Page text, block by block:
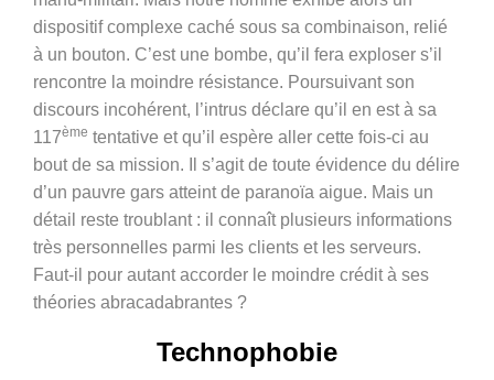
dispositif complexe caché sous sa combinaison, relié
à un bouton. C’est une bombe, qu’il fera exploser s’il
rencontre la moindre résistance. Poursuivant son
discours incohérent, l’intrus déclare qu’il en est à sa
117ème tentative et qu’il espère aller cette fois-ci au
bout de sa mission. Il s’agit de toute évidence du délire
d’un pauvre gars atteint de paranoïa aigue. Mais un
détail reste troublant : il connaît plusieurs informations
très personnelles parmi les clients et les serveurs.
Faut-il pour autant accorder le moindre crédit à ses
théories abracadabrantes ?
Technophobie